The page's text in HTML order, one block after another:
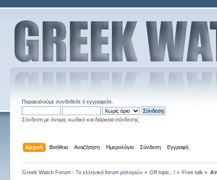
Παρακαλούμε συνδεθείτεή εγγραφείτε.
Σύνδεση με όνομα, κωδικό και διάρκεια σύνδεσης
Αρχική Βοήθεια Αναζήτηση Ημερολόγιο Σύνδεση Εγγραφή
Greek Watch Forum - Το ελληνικό forum ρολογιών » Off topic...! » Free talk »